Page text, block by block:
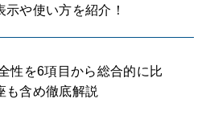
示や使い方を紹介！
性を6項目から総合的に比
も含め徹底解説